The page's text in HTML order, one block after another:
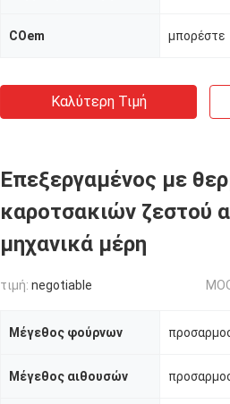
COem μπορέστε
Καλύτερη Τιμή
Επεξεργαμένος με
καροτσακιών ζεστού
μηχανικά μέρη
τιμή: negotiable
Μέγεθος φούρνων
Μέγεθος αιθουσών